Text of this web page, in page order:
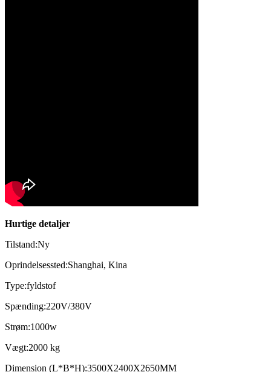
Hurtige detaljer
Tilstand:Ny
Oprindelsessted:Shanghai, Kina
Type:fyldstof
Spænding:220V/380V
Strøm:1000w
Vægt:2000 kg
Dimension (L*B*H):3500X2400X2650MM